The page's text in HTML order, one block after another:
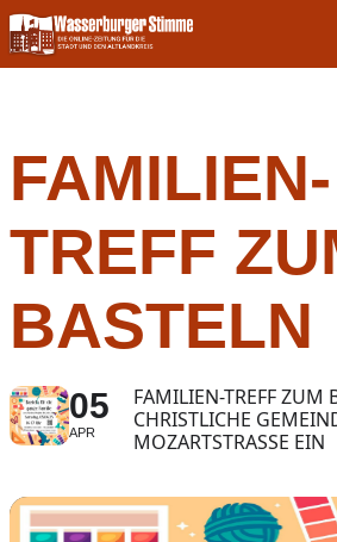
Skip
to
content
FAMILIEN-
TREFF
BASTELN
05
APR
FAMILIEN-TREFF ZUM
CHRISTLICHE
MOZARTSTRASSE EIN